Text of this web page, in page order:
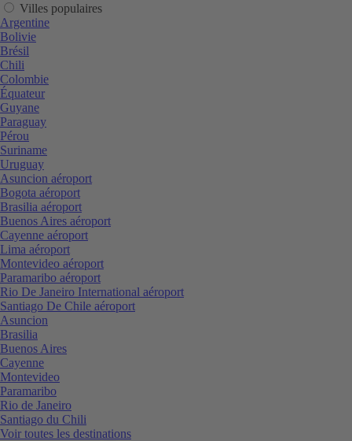
Villes populaires
Argentine
Bolivie
Brésil
Chili
Colombie
Équateur
Guyane
Paraguay
Pérou
Suriname
Uruguay
Asuncion aéroport
Bogota aéroport
Brasilia aéroport
Buenos Aires aéroport
Cayenne aéroport
Lima aéroport
Montevideo aéroport
Paramaribo aéroport
Rio De Janeiro International aéroport
Santiago De Chile aéroport
Asuncion
Brasilia
Buenos Aires
Cayenne
Montevideo
Paramaribo
Rio de Janeiro
Santiago du Chili
Voir toutes les destinations